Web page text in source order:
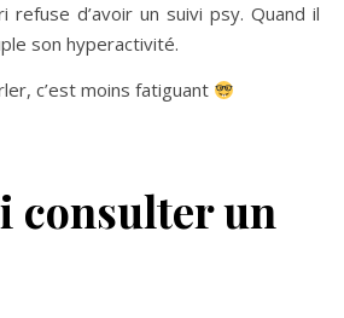
refuse d’avoir un suivi psy. Quand il
son hyperactivité.
c’est moins fatiguant
consulter un